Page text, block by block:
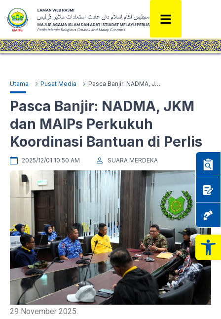
Utama Pusat Media Pasca Banjir: NADMA, JKM dan MAIPs Perkukuh Koordinasi Bantuan di Perlis
Pasca Banjir: NADMA, JKM
dan MAIPs Perkukuh
Koordinasi Bantuan di Perlis
2025/12/01 10:50 AM SUARA MERDEKA
29 November 2025.